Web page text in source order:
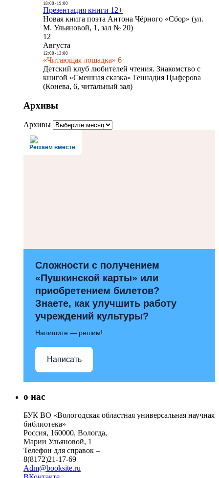
18:00- 19:00
Презентация книги 12+
Новая книга поэта Антона Чёрного «Сбор» (ул.
М. Ульяновой, 1, зал № 20)
12
Августа
12:00- 13:00
«Читающая лошадка» 6+
Детский клуб любителей чтения. Знакомство с
книгой «Смешная сказка» Геннадия Цыферова
(Конева, 6, читальный зал)
Архивы
Архивы
Решаем вместе
Сложности с получением
«Пушкинской карты» или
приобретением билетов?
Знаете, как улучшить работу
учреждений культуры?
Напишите — решим!
Написать
о нас
БУК ВО «Вологодская областная универсальная научная
библиотека»
Россия, 160000, Вологда,
Марии Ульяновой, 1
Телефон для справок –
8(8172)21-17-69
Adm@booksite.ru